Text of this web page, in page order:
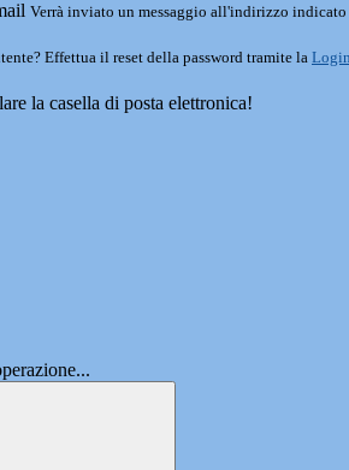
Verrà inviato un messaggio all'indirizzo
Effettua il reset della password tramite la
la casella di posta elettronica!